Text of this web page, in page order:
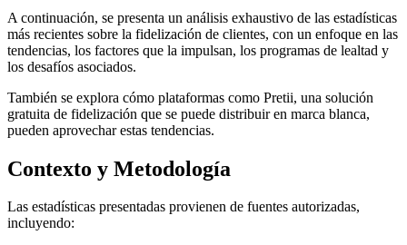
A continuación, se presenta un análisis exhaustivo de las estadísticas
más recientes sobre la fidelización de clientes, con un enfoque en las
tendencias, los factores que la impulsan, los programas de lealtad y
los desafíos asociados.
También se explora cómo plataformas como Pretii, una solución
gratuita de fidelización que se puede distribuir en marca blanca,
pueden aprovechar estas tendencias.
Contexto y Metodología
Las estadísticas presentadas provienen de fuentes autorizadas,
incluyendo: